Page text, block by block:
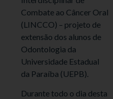
Combate ao Câncer Oral
(LINCCO) – projeto de
extensão dos alunos de
Odontologia da
Universidade Estadual
da Paraíba (UEPB).
Durante todo o dia desta